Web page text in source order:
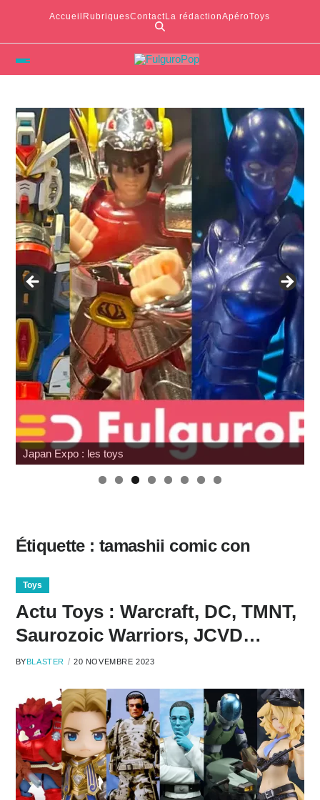
Accueil RubriquesContactLa rédactionApéroToys
Hasbro : Marvel Legends Avengers Doomsday
Étiquette : tamashii comic con
Toys
Actu Toys : Warcraft, DC, TMNT,
Saurozoic Warriors, JCVD…
BYBLASTER 20 NOVEMBRE 2023